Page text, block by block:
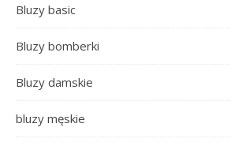
Bluzy basic
Bluzy bomberki
Bluzy damskie
bluzy męskie